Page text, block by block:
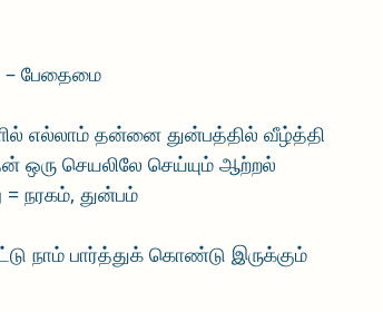
– பேதைமை
எல்லாம் தன்னை துன்பத்தில் வீழ்த்தி
ஒரு செயலிலே செய்யும் ஆற்றல்
= நரகம், துன்பம்
நாம் பார்த்துக் கொண்டு இருக்கும்